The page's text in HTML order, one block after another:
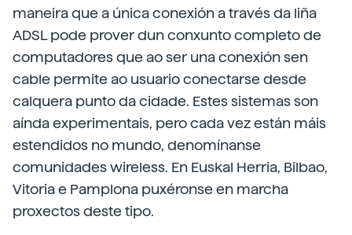
maneira que a única conexión a través da liña
ADSL pode prover dun conxunto completo de
computadores que ao ser una conexión sen
cable permite ao usuario conectarse desde
calquera punto da cidade. Estes sistemas son
aínda experimentais, pero cada vez están máis
estendidos no mundo, denomínanse
comunidades wireless. En Euskal Herria, Bilbao,
Vitoria e Pamplona puxéronse en marcha
proxectos deste tipo.